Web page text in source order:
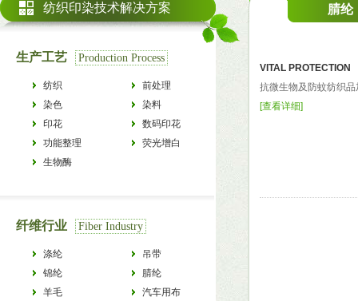
腈纶
VITAL PROTECTION
抗微生物及防蚊纺织品
[查看详细]
纺织印染技术解决方案
生产工艺 Production Process
纺织
前处理
染色
染料
印花
数码印花
功能整理
荧光增白
生物酶
纤维行业 Fiber Industry
涤纶
吊带
锦纶
腈纶
羊毛
汽车用布